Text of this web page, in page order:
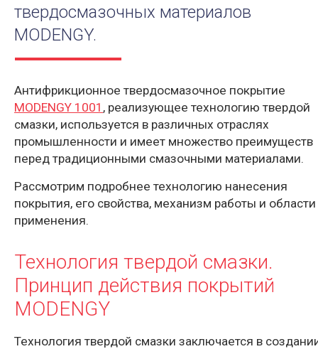
твердосмазочных материалов
MODENGY.
Антифрикционное твердосмазочное покрытие
MODENGY 1001 , реализующее технологию твердой
смазки, используется в различных отраслях
промышленности и имеет множество преимуществ
перед традиционными смазочными материалами.
Рассмотрим подробнее технологию нанесения
покрытия, его свойства, механизм работы и области
применения.
Технология твердой смазки.
Принцип действия покрытий
MODENGY
Технология твердой смазки заключается в